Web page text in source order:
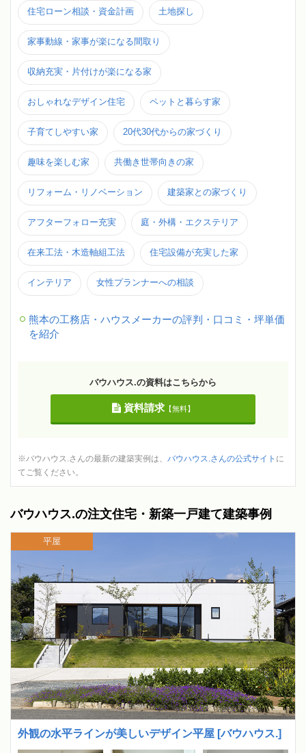
住宅ローン相談・資金計画 土地探し
家事動線・家事が楽になる間取り
収納充実・片付けが楽になる家
おしゃれなデザイン住宅 ペットと暮らす家
子育てしやすい家 20代30代からの家づくり
趣味を楽しむ家 共働き世帯向きの家
リフォーム・リノベーション 建築家との家づくり
アフターフォロー充実 庭・外構・エクステリア
在来工法・木造軸組工法 住宅設備が充実した家
インテリア 女性プランナーへの相談
熊本の工務店・ハウスメーカーの評判・口コミ・坪単価
を紹介
バウハウス.の資料はこちらから
資料請求【無料】
※バウハウス.さんの最新の建築実例は、 バウハウス.さんの公式サイト に
てご覧ください。
バウハウス.の注文住宅・新築一戸建て建築事例
外観の水平ラインが美しいデザイン平屋 [バウハウス.]
平屋